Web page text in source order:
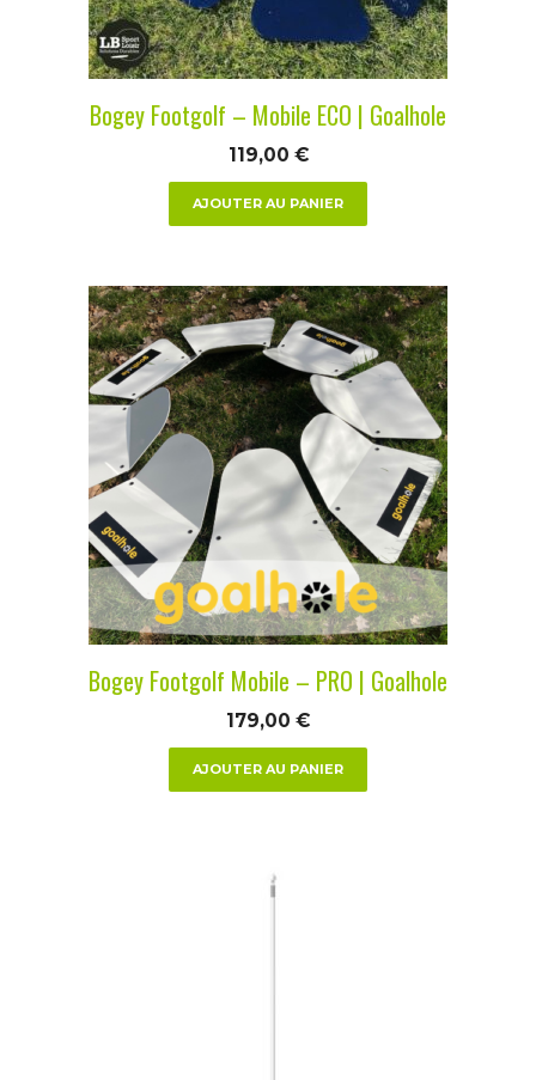
Bogey Footgolf – Mobile ECO | Goalhole
119,00 €
AJOUTER AU PANIER
Bogey Footgolf Mobile – PRO | Goalhole
179,00 €
AJOUTER AU PANIER